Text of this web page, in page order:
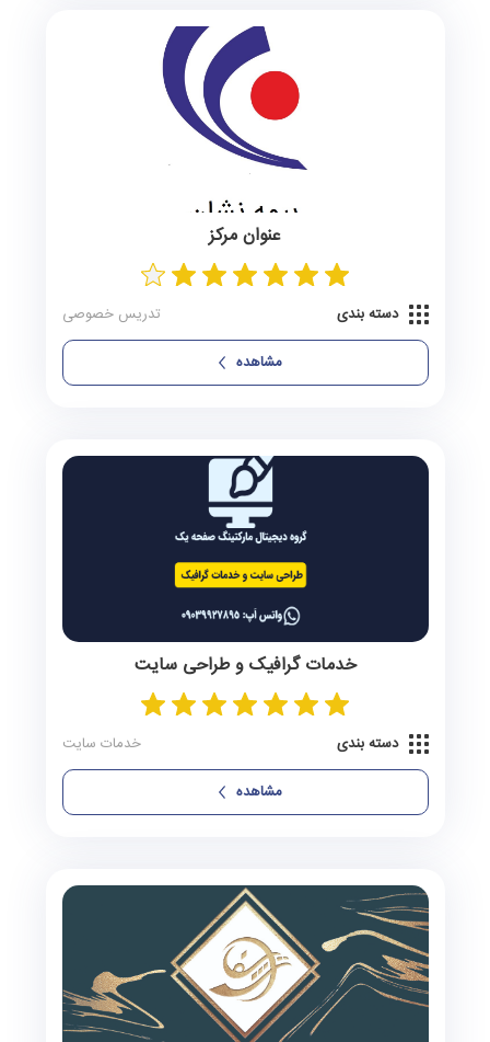
عنوان مرکز
دسته بندی
تدریس خصوصی
مشاهده
خدمات گرافیک و طراحی سایت
دسته بندی
خدمات سایت
مشاهده